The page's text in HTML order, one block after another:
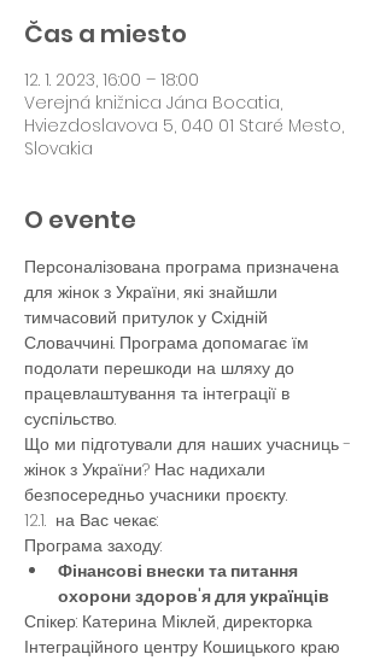
Čas a miesto
12. 1. 2023, 16:00 – 18:00
Verejná knižnica Jána Bocatia,
Hviezdoslavova 5, 040 01 Staré Mesto,
Slovakia
O evente
Персоналізована програма призначена
для жінок з України, які знайшли
тимчасовий притулок у Східній
Словаччині. Програма допомагає їм
подолати перешкоди на шляху до
працевлаштування та інтеграції в
суспільство.
Що ми підготували для наших учасниць -
жінок з України? Нас надихали
безпосередньо учасники проєкту.
12.1.  на Вас чекає:
Програма заходу:
Фінансові внески та питання
охорони здоров'я для українців
Спікер: Катерина Міклей, директорка
Інтеграційного центру Кошицького краю